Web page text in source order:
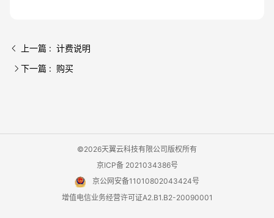
上一篇 : 计费说明
下一篇 : 购买
©2026天翼云科技有限公司版权所有
京ICP备 2021034386号
京公网安备11010802043424号
增值电信业务经营许可证A2.B1.B2-20090001